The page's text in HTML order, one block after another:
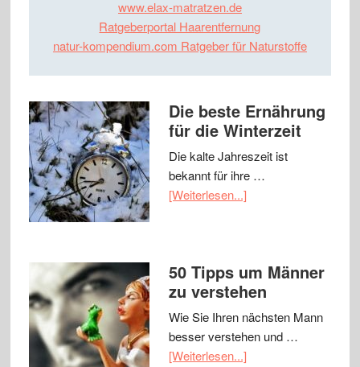
www.elax-matratzen.de
Ratgeberportal Haarentfernung
natur-kompendium.com Ratgeber für Naturstoffe
Die beste Ernährung
für die Winterzeit
Die kalte Jahreszeit ist
bekannt für ihre …
[Weiterlesen...]
50 Tipps um Männer
zu verstehen
Wie Sie Ihren nächsten Mann
besser verstehen und …
[Weiterlesen...]